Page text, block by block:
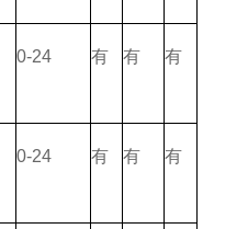
0-24 有 有 有
0-24 有 有 有